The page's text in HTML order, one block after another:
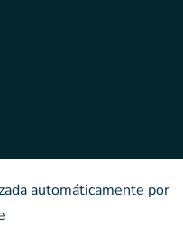
automáticamente por